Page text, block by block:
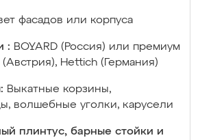
фасадов или корпуса
: BOYARD (Россия) или премиум
(Австрия), Hettich (Германия)
Выкатные корзины,
волшебные уголки, карусели
плинтус, барные стойки и